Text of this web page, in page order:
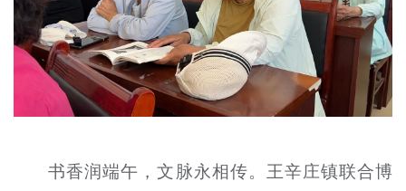
书香润端午，文脉永相传。王辛庄镇联合博